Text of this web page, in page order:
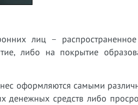
лиц –
либо на покрытие
оформляются самыми
денежных средств либо